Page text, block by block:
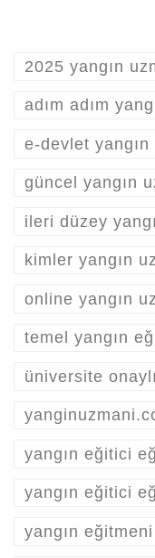
2025 yangın
adım adım
e-devlet
güncel yangın
ileri düzey
kimler yangın
online yangın
temel yangın
üniversite
yangın eğitici
yangın eğitici
yangın